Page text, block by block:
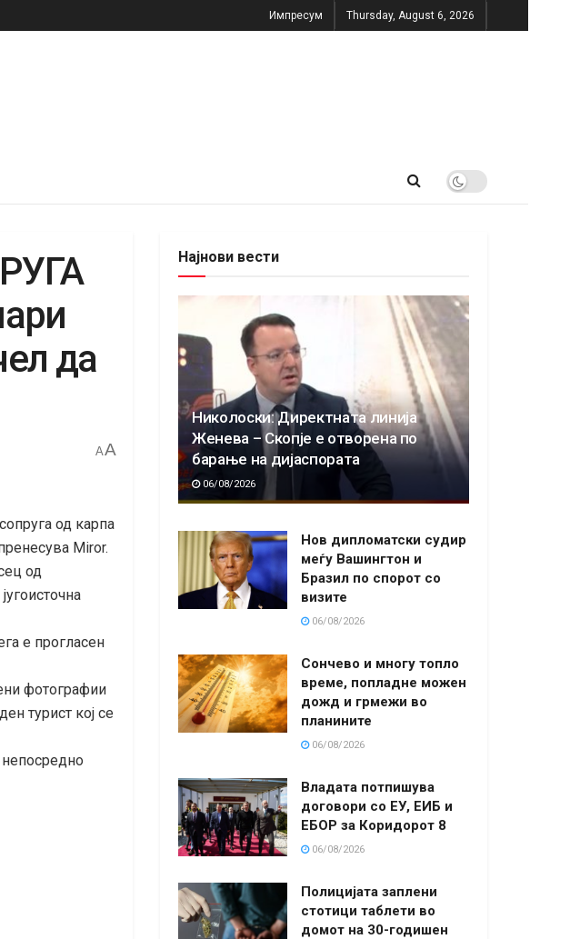
Импресум Thursday, August 6, 2026
да
AA
од карпа
Miror.
од
е прогласен
фотографии
турист кој се
Најнови вести
Николоски: Директната линија
Женева – Скопје е отворена по
барање на дијаспората
06/08/2026
Нов дипломатски судир
меѓу Вашингтон и
Бразил по спорот со
визите
06/08/2026
Сончево и многу топло
време, попладне можен
дожд и грмежи во
планините
06/08/2026
Владата потпишува
договори со ЕУ, ЕИБ и
ЕБОР за Коридорот 8
06/08/2026
Полицијата заплени
стотици таблети во
домот на 30-годишен